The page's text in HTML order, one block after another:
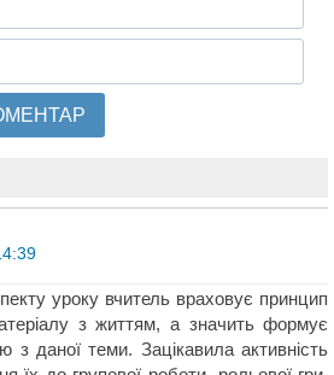
уроку вчитель враховує принцип
з життям, а значить формує
з даної теми. Зацікавила активність